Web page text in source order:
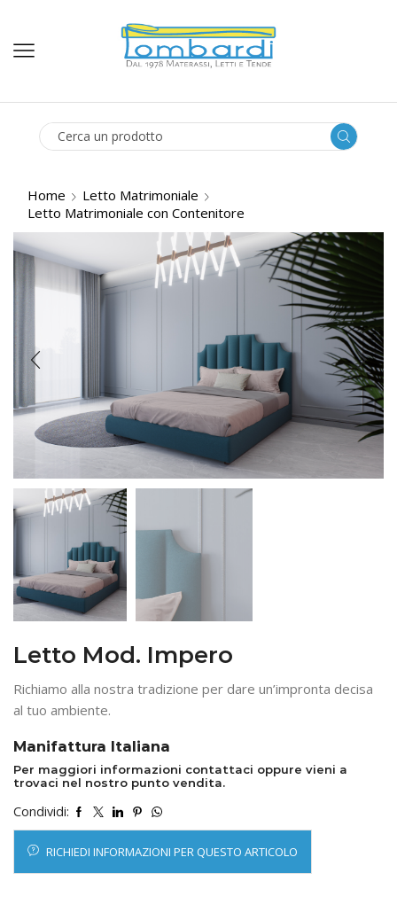
Home
Letto Matrimoniale
Letto Matrimoniale con Contenitore
Letto Mod. Impero
Richiamo alla nostra tradizione per dare un’impronta decisa
al tuo ambiente.
Manifattura Italiana
Per maggiori informazioni contattaci oppure vieni a
trovaci nel nostro punto vendita.
Condividi:
RICHIEDI INFORMAZIONI PER QUESTO ARTICOLO